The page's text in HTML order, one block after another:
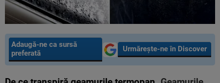
Adaugă-ne ca sursă
preferată
Urmărește-ne în Discover